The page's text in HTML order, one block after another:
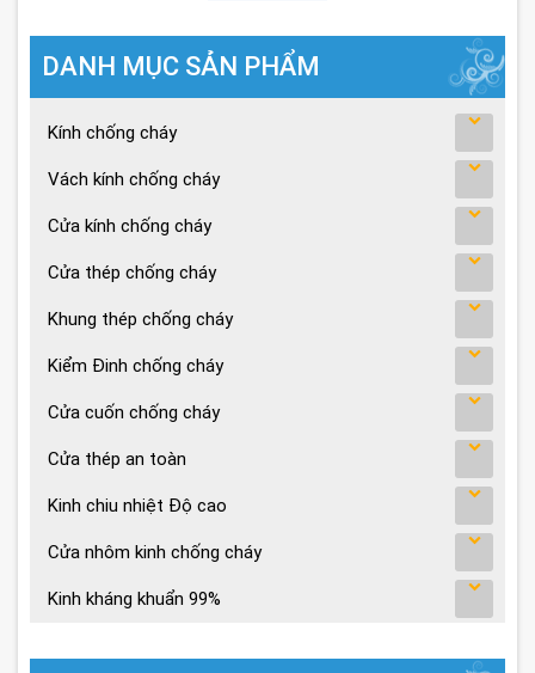
DANH MỤC SẢN PHẨM
Kính chống cháy
Vách kính chống cháy
Cửa kính chống cháy
Cửa thép chống cháy
Khung thép chống cháy
Kiểm Đinh chống cháy
Cửa cuốn chống cháy
Cửa thép an toàn
Kinh chiu nhiệt Độ cao
Cửa nhôm kinh chống cháy
Kinh kháng khuẩn 99%